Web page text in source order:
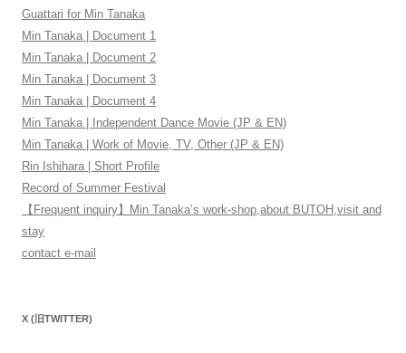
Guattari for Min Tanaka
Min Tanaka | Document 1
Min Tanaka | Document 2
Min Tanaka | Document 3
Min Tanaka | Document 4
Min Tanaka | Independent Dance Movie (JP & EN)
Min Tanaka | Work of Movie, TV, Other (JP & EN)
Rin Ishihara | Short Profile
Record of Summer Festival
【Frequent inquiry】Min Tanaka’s work-shop,about BUTOH,visit and
stay
contact e-mail
X (旧TWITTER)